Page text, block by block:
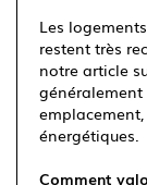
Les
restent très
notre article
énergétiques.
Comment